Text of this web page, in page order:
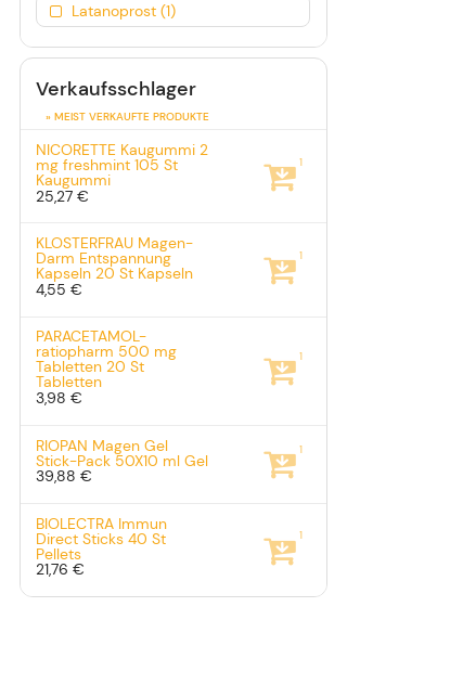
Latanoprost (1)
Verkaufsschlager
» MEIST VERKAUFTE PRODUKTE
NICORETTE Kaugummi 2
mg freshmint105 St
Kaugummi
25,27 €
1
KLOSTERFRAU Magen-
Darm Entspannung
Kapseln20 St Kapseln
4,55 €
1
PARACETAMOL-
ratiopharm 500 mg
Tabletten20 St
Tabletten
3,98 €
1
RIOPAN Magen Gel
Stick-Pack50X10 mlGel
39,88 €
1
BIOLECTRA Immun
Direct Sticks40 St
Pellets
21,76 €
1